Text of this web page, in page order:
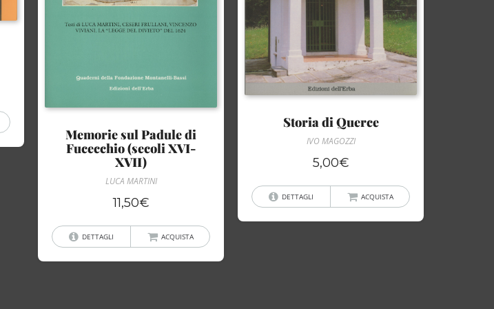
Memorie sul Padule di
Fucecchio (secoli XVI-
XVII)
LUCA MARTINI
11,50€
DETTAGLI ACQUISTA
Storia di Querce
IVO MAGOZZI
5,00€
DETTAGLI ACQUISTA